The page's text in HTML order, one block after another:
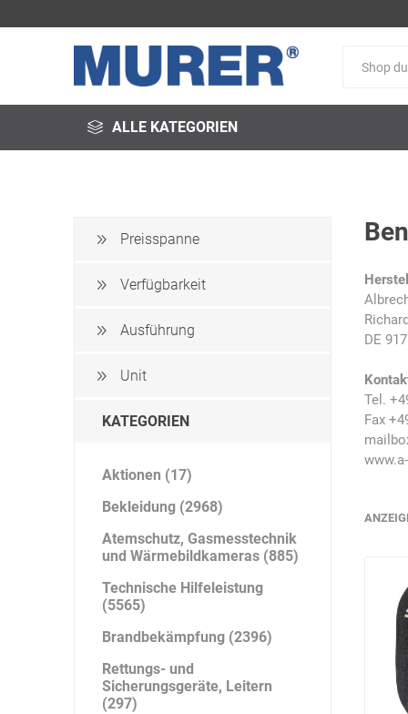
ALLE KATEGORIEN
Arbeitsschutz
autoterm
Beal Bender
DE
Tel.
Fax
Preisspanne
Verfügbarkeit
Ausführung
Unit
KATEGORIEN
Aktionen (17)
Bekleidung (2968)
Atemschutz, Gasmesstechnik
und Wärmebildkameras (885)
Technische Hilfeleistung
(5565)
Brandbekämpfung (2396)
Rettungs- und
Sicherungsgeräte, Leitern
(297)